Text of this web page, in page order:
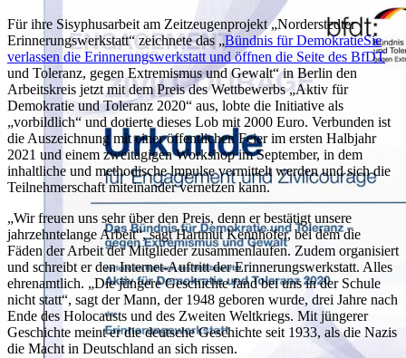
Für ihre Sisyphusarbeit am Zeitzeugenprojekt Norderstedter
Erinnerungswerkstatt zeichnete das Bündnis für DemokratieSie
verlassen die Erinnerungswerkstatt und öffnen die Seite des BfDT
und Toleranz, gegen Extremismus und Gewalt in Berlin den
Arbeitskreis jetzt mit dem Preis des Wettbewerbs Aktiv für
Demokratie und Toleranz 2020
aus, lobte die Initiative als
vorbildlich
und dotierte dieses Lob mit 2000 Euro. Verbunden ist
die Auszeichnung mit einer öffentlichen Feier im ersten Halbjahr
2021 und einem zweitägigen Workshop im September, in dem
inhaltliche und methodische lmpulse vermittelt werden und sich die
Teilnehmerschaft miteinander vernetzen kann.
Wir freuen uns sehr über den Preis, denn er bestätigt unsere
jahrzehntelange Arbeit , sagt Hartmut Kennhöfer, bei dem die
Fäden der Arbeit der Mitglieder zusammenlaufen. Zudem organisiert
und schreibt er den Internet-Auftritt der Erinnerungswerkstatt. Alles
ehrenamtlich.
Die jüngere Geschichte fand bei uns in der Schule
nicht statt , sagt der Mann, der 1948 geboren wurde, drei Jahre nach
Ende des Holocausts und des Zweiten Weltkriegs. Mit jüngerer
Geschichte meint er die deutsche Geschichte seit 1933, als die Nazis
die Macht in Deutschland an sich rissen.